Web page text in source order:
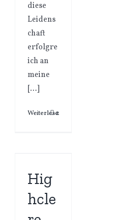
diese
Leidens
chaft
erfolgre
ich an
meine
[...]
Weiterlesen
2
Hig
hcle